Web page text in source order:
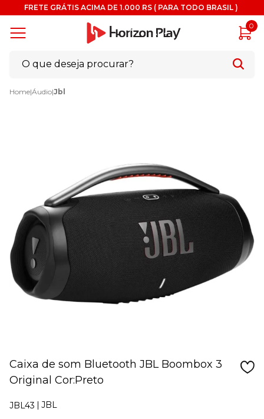
FRETE GRÁTIS ACIMA DE 1.000 RS ( PARA TODO BRASIL )
0
Home|Áudio|Jbl
Caixa de som Bluetooth JBL Boombox 3
Original Cor:Preto
JBL43 JBL